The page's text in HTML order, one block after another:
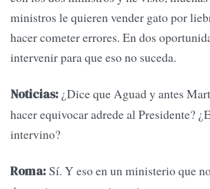
ministros le quieren vender gato por
hacer cometer errores. En dos
intervenir para que eso no suceda.
Noticias: ¿Dice que Aguad y antes
hacer equivocar adrede al Presidente?
intervino?
Roma:Sí. Y eso en un ministerio que